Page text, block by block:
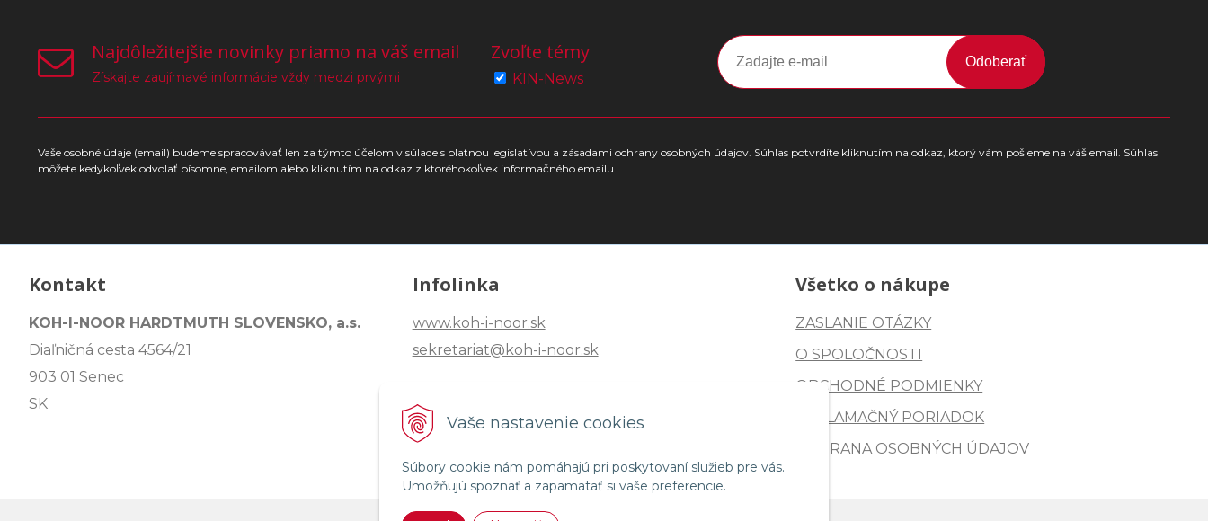
Vaše nastavenie cookies
Súbory cookie nám pomáhajú pri poskytovaní služieb pre vás.
Umožňujú spoznať a zapamätať si vaše preferencie.
Najdôležitejšie novinky priamo na váš email
Získajte zaujímavé informácie vždy medzi prvými
Zvoľte témy
KIN-News
Odoberať
Vaše osobné údaje (email) budeme spracovávať len za týmto účelom v súlade s platnou legislatívou a zásadami ochrany osobných údajov. Súhlas potvrdíte kliknutím na odkaz, ktorý vám pošleme na váš email. Súhlas
môžete kedykoľvek odvolať písomne, emailom alebo kliknutím na odkaz z ktoréhokoľvek informačného emailu.
Kontakt
KOH-I-NOOR HARDTMUTH SLOVENSKO, a.s.
Diaľničná cesta 4564/21
903 01 Senec
SK
Infolinka
www.koh-i-noor.sk
sekretariat@koh-i-noor.sk
Tel: +421 2 40252101
Fax: +421 2 44872870
Všetko o nákupe
ZASLANIE OTÁZKY
O SPOLOČNOSTI
OBCHODNÉ PODMIENKY
REKLAMAČNÝ PORIADOK
OCHRANA OSOBNÝCH ÚDAJOV